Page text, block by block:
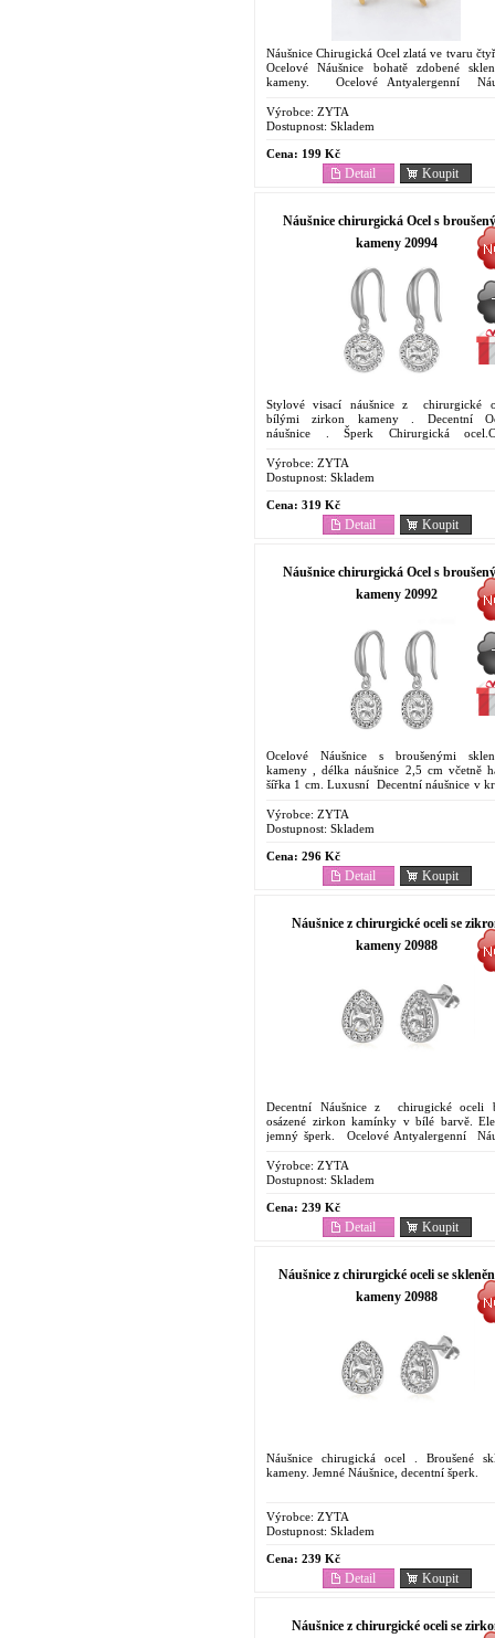
Náušnice Chirugická Ocel zlatá ve tvaru
Ocelové Náušnice bohatě zdobené
kameny. Ocelové Antyalergenní
Výrobce: ZYTA
Dostupnost: Skladem
Cena: 199 Kč
Koupit
Detail
Náušnice chirurgická Ocel s
kameny 20994
Stylové visací náušnice z chirurgické
bílými zirkon kameny . Decentní
náušnice . Šperk Chirurgická
proti korozi....
Výrobce: ZYTA
Dostupnost: Skladem
Cena: 319 Kč
Koupit
Detail
Náušnice chirurgická Ocel s
kameny 20992
Ocelové Náušnice s broušenými
kameny , délka náušnice 2,5 cm včetně
šířka 1 cm. Luxusní Decentní náušnice v
Cenově...
Výrobce: ZYTA
Dostupnost: Skladem
Cena: 296 Kč
Koupit
Detail
Náušnice z chirurgické oceli se
kameny 20988
Decentní Náušnice z chirugické oceli
osázené zirkon kamínky v bílé barvě.
jemný šperk. Ocelové Antyalergenní
Výrobce: ZYTA
Dostupnost: Skladem
Cena: 239 Kč
Koupit
Detail
Náušnice z chirurgické oceli se
kameny 20988
Náušnice chirugická ocel . Broušené
kameny. Jemné Náušnice, decentní šperk.
Výrobce: ZYTA
Dostupnost: Skladem
Cena: 239 Kč
Koupit
Detail
Náušnice z chirurgické oceli se